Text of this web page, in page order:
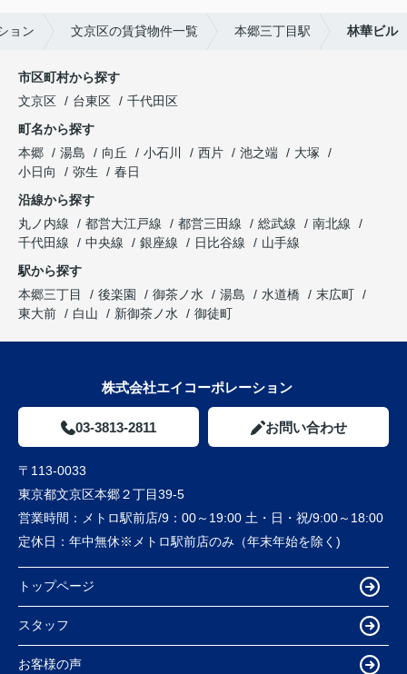
ョン 文京区の賃貸物件一覧 本郷三丁目駅 林華ビル
市区町村から探す
文京区
台東区
千代田区
町名から探す
本郷
湯島 向丘 小石川 西片 池之端
大塚
小日向
弥生
春日
沿線から探す
丸ノ内線
都営大江戸線 都営三田線 総武線
南北線
千代田線
中央線 銀座線 日比谷線
山手線
駅から探す
本郷三丁目
後楽園 御茶ノ水 湯島 水道橋
末広町
東大前
白山 新御茶ノ水 御徒町
株式会社エイコーポレーション
03-3813-2811 お問い合わせ
〒113-0033
東京都文京区本郷２丁目39-5
営業時間：
メトロ駅前店/9：00～19:00 土・日・祝/9:00～18:00
定休日： 年中無休※メトロ駅前店のみ（年末年始を除く)
トップページ
スタッフ
お客様の声